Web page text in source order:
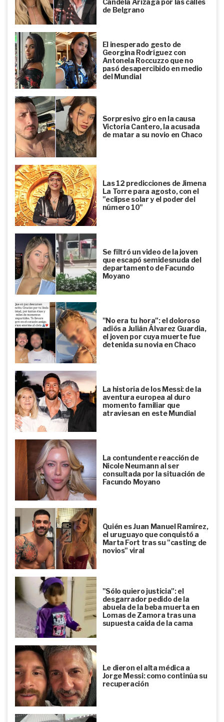
Candela Arizaga por las calles
de Belgrano
El inesperado gesto de
Georgina Rodríguez con
Antonela Roccuzzo que no
pasó desapercibido en medio
del Mundial
Sorpresivo giro en la causa
Victoria Cantero, la acusada
de matar a su novio en Chaco
Las 12 predicciones de Jimena
La Torre para agosto, con el
"eclipse solar y el poder del
número 10"
Se filtró un video de la joven
que escapó semidesnuda del
departamento de Facundo
Moyano
"No era tu hora": el doloroso
adiós a Julián Álvarez Guardia,
el joven por cuya muerte fue
detenida su novia en Chaco
La historia de los Messi: de la
aventura europea al duro
momento familiar que
atraviesan en este Mundial
La contundente reacción de
Nicole Neumann al ser
consultada por la situación de
Facundo Moyano
Quién es Juan Manuel Ramírez,
el uruguayo que conquistó a
Marta Fort tras su "casting de
novios" viral
"Sólo quiero justicia": el
desgarrador pedido de la
abuela de la beba muerta en
Lomas de Zamora tras una
supuesta caída de la cama
Le dieron el alta médica a
Jorge Messi: como continúa su
recuperación